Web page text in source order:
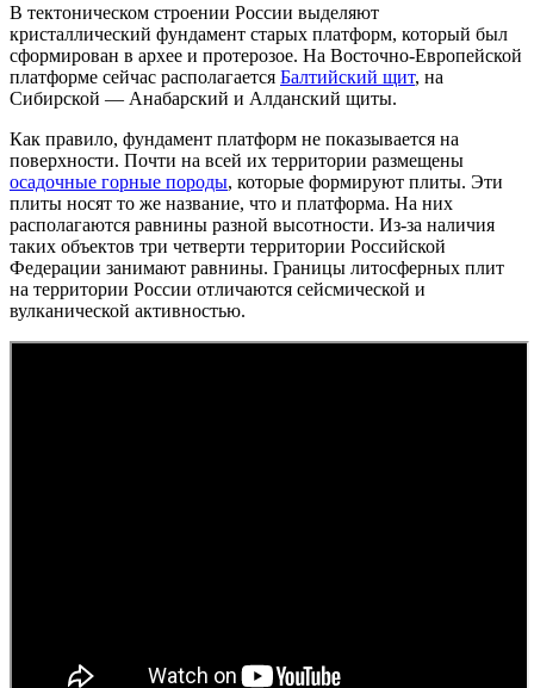
В тектоническом строении России выделяют
кристаллический фундамент старых платформ, который был
сформирован в архее и протерозое. На Восточно-Европейской
платформе сейчас располагается Балтийский щит, на
Сибирской — Анабарский и Алданский щиты.
Как правило, фундамент платформ не показывается на
поверхности. Почти на всей их территории размещены
осадочные горные породы, которые формируют плиты. Эти
плиты носят то же название, что и платформа. На них
располагаются равнины разной высотности. Из-за наличия
таких объектов три четверти территории Российской
Федерации занимают равнины. Границы литосферных плит
на территории России отличаются сейсмической и
вулканической активностью.